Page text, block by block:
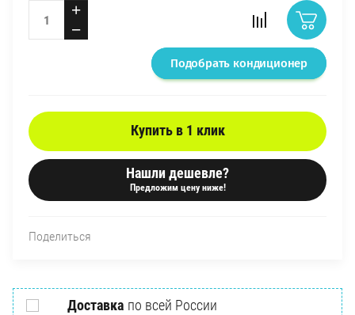
+
−
Подобрать кондиционер
Купить в 1 клик
Нашли дешевле?
Предложим цену ниже!
Поделиться
Доставка по всей России